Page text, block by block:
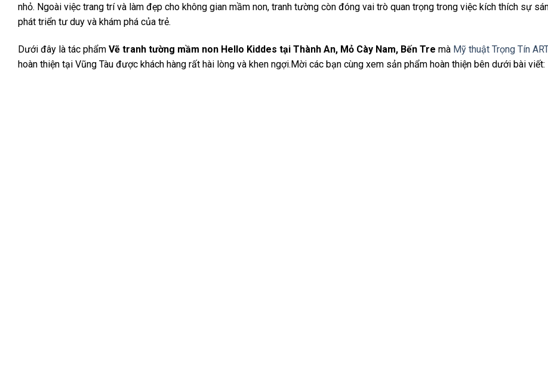
nhỏ. Ngoài việc trang trí và làm đẹp cho không gian mầm non, tranh tường còn đóng vai trò quan trọng trong việc kích thích sự
phát triển tư duy và khám phá của trẻ.
Dưới đây là tác phẩm Vẽ tranh tường mầm non Hello Kiddes tại Thành An, Mỏ Cày Nam, Bến Tre mà Mỹ thuật Trọng Tín
hoàn thiện tại Vũng Tàu được khách hàng rất hài lòng và khen ngợi.Mời các bạn cùng xem sản phẩm hoàn thiện bên dưới bài viết: